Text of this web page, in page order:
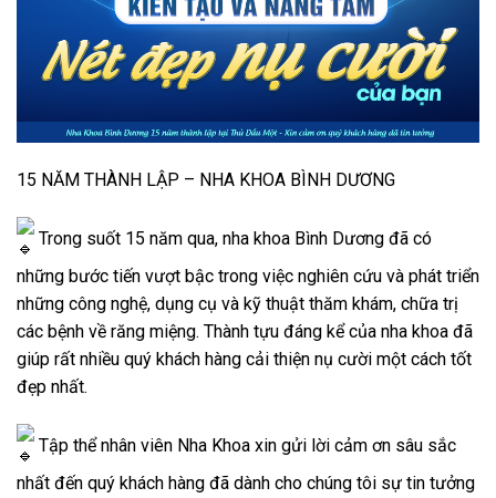
15 NĂM THÀNH LẬP – NHA KHOA BÌNH DƯƠNG
Trong suốt 15 năm qua, nha khoa Bình Dương đã có
những bước tiến vượt bậc trong việc nghiên cứu và phát triển
những công nghệ, dụng cụ và kỹ thuật thăm khám, chữa trị
các bệnh về răng miệng. Thành tựu đáng kể của nha khoa đã
giúp rất nhiều quý khách hàng cải thiện nụ cười một cách tốt
đẹp nhất.
Tập thể nhân viên Nha Khoa xin gửi lời cảm ơn sâu sắc
nhất đến quý khách hàng đã dành cho chúng tôi sự tin tưởng